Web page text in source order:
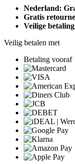
Nederland:
Gratis
Veilige betaling
Veilig betalen met
Betaling vooraf